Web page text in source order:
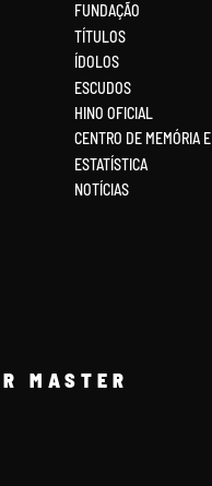
FUNDAÇÃO
TÍTULOS
ÍDOLOS
ESCUDOS
HINO OFICIAL
CENTRO DE MEMÓRIA E
ESTATÍSTICA
NOTÍCIAS
MASTER